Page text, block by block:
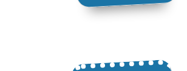
Datum: 15. August